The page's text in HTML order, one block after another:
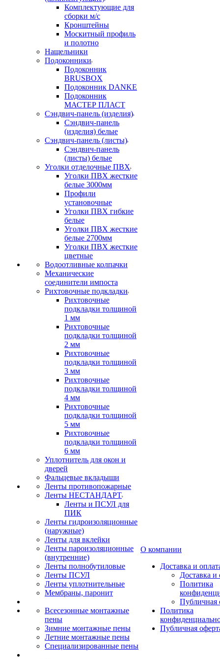
Комплектующие для
сборки м/с
Кронштейны
Москитный профиль
и полотно
Нащельники
Подоконники
Подоконник
BRUSBOX
Подоконник DANKE
Подоконник
МАСТЕР ПЛАСТ
Сэндвич-панель (изделия)
Сэндвич-панель
(изделия) белые
Сэндвич-панель (листы)
Сэндвич-панель
(листы) белые
Уголки отделочные ПВХ
Уголки ПВХ жесткие
белые 3000мм
Профили
установочные
Уголки ПВХ гибкие
белые
Уголки ПВХ жесткие
белые 2700мм
Уголки ПВХ жесткие
цветные
Водоотливные колпачки
Механические
соединители импоста
Рихтовочные подкладки
Рихтовочные
подкладки толщиной
1 мм
Рихтовочные
подкладки толщиной
2 мм
Рихтовочные
подкладки толщиной
3 мм
Рихтовочные
подкладки толщиной
4 мм
Рихтовочные
подкладки толщиной
5 мм
Рихтовочные
подкладки толщиной
6 мм
Уплотнитель для окон и
дверей
Фальцевые вкладыши
Ленты противопожарные
Ленты НЕСТАНДАРТ
Ленты и ПСУЛ для
ПИК
Ленты гидроизоляционные
(наружные)
Ленты для вклейки
Ленты пароизоляционные
(внутренние)
Ленты полнобутиловые
Ленты ПСУЛ
Ленты уплотнительные
Мембраны, паронит
Всесезонные монтажные
пены
Зимние монтажные пены
Летние монтажные пены
Специализированные пены
О компании
Доставка и
Доставка и
Политика
Публичная
Политика
Публичная